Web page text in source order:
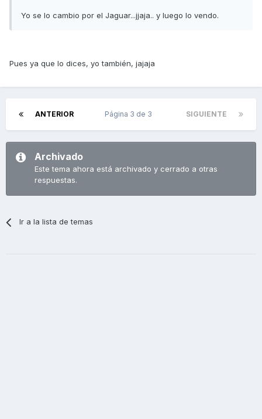
Yo se lo cambio por el Jaguar...jjaja.. y luego lo vendo.
Pues ya que lo dices, yo también, jajaja
ANTERIOR SIGUIENTE
Página 3 de 3
Archivado
Este tema ahora está archivado y cerrado a otras
respuestas.
Ir a la lista de temas